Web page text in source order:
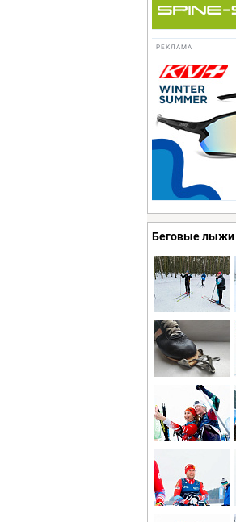
РЕКЛАМА
Беговые лыжи